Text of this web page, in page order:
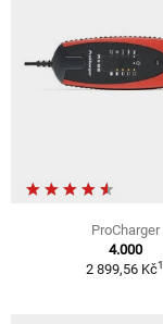
ProCharger
4.000
2 899,56 Kč1